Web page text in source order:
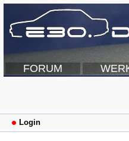
FORUM
Login